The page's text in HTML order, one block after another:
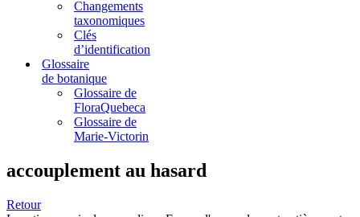
Changements
taxonomiques
Clés
d’identification
Glossaire
de botanique
Glossaire de
FloraQuebeca
Glossaire de
Marie-Victorin
accouplement au hasard
Retour